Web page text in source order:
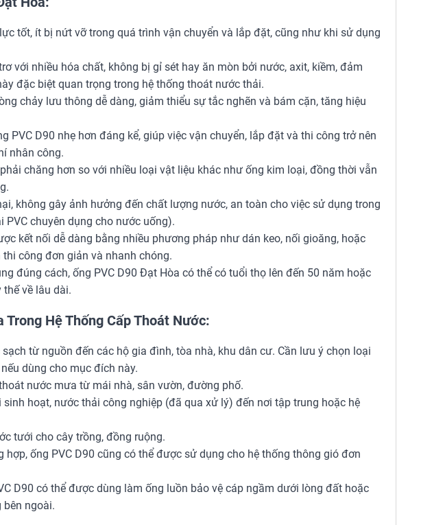
tốt, ít bị nứt vỡ trong quá trình vận chuyển và lắp đặt, cũng như khi sử dụng
với nhiều hóa chất, không bị gỉ sét hay ăn mòn bởi nước, axit, kiềm, đảm
đặc biệt quan trọng trong hệ thống thoát nước thải.
chảy lưu thông dễ dàng, giảm thiểu sự tắc nghẽn và bám cặn, tăng hiệu
PVC D90 nhẹ hơn đáng kể, giúp việc vận chuyển, lắp đặt và thi công trở nên
nhân công.
chăng hơn so với nhiều loại vật liệu khác như ống kim loại, đồng thời vẫn
không gây ảnh hưởng đến chất lượng nước, an toàn cho việc sử dụng trong
chuyên dụng cho nước uống).
kết nối dễ dàng bằng nhiều phương pháp như dán keo, nối gioăng, hoặc
công đơn giản và nhanh chóng.
đúng cách, ống PVC D90 Đạt Hòa có thể có tuổi thọ lên đến 50 năm hoặc
về lâu dài.
Trong Hệ Thống Cấp Thoát Nước:
từ nguồn đến các hộ gia đình, tòa nhà, khu dân cư. Cần lưu ý chọn loại
dùng cho mục đích này.
nước mưa từ mái nhà, sân vườn, đường phố.
sinh hoạt, nước thải công nghiệp (đã qua xử lý) đến nơi tập trung hoặc hệ
tưới cho cây trồng, đồng ruộng.
hợp, ống PVC D90 cũng có thể được sử dụng cho hệ thống thông gió đơn
D90 có thể được dùng làm ống luồn bảo vệ cáp ngầm dưới lòng đất hoặc
ngoài.